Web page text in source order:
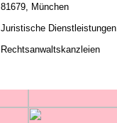
81679, München
Juristische Dienstleistungen
Rechtsanwaltskanzleien